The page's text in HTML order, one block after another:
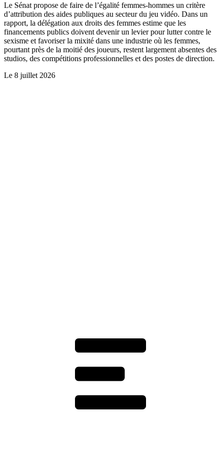
Le Sénat propose de faire de l’égalité femmes-hommes un critère
d’attribution des aides publiques au secteur du jeu vidéo. Dans un
rapport, la délégation aux droits des femmes estime que les
financements publics doivent devenir un levier pour lutter contre le
sexisme et favoriser la mixité dans une industrie où les femmes,
pourtant près de la moitié des joueurs, restent largement absentes des
studios, des compétitions professionnelles et des postes de direction.
Le 8 juillet 2026